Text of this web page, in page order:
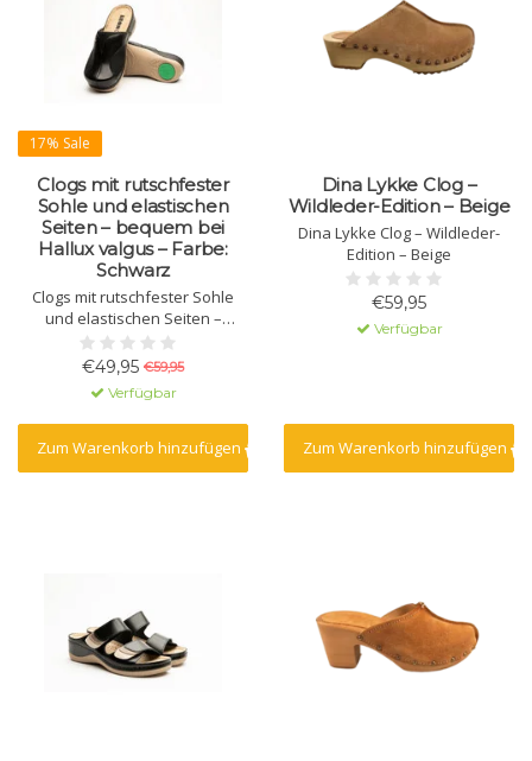
17% Sale
Clogs mit rutschfester
Sohle und elastischen
Seiten – bequem bei
Hallux valgus – Farbe:
Schwarz
Clogs mit rutschfester Sohle
und elastischen Seiten –
bequem bei Hallux valgus –
Farbe: Schwarz
€49,95 €59,95
Verfügbar
Zum Warenkorb hinzufügen
Dina Lykke Clog –
Wildleder-Edition – Beige
Dina Lykke Clog – Wildleder-
Edition – Beige
€59,95
Verfügbar
Zum Warenkorb hinzufügen